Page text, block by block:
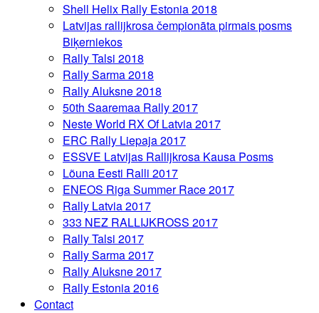
Shell Helix Rally Estonia 2018
Latvijas rallijkrosa čempionāta pirmais posms
Biķerniekos
Rally Talsi 2018
Rally Sarma 2018
Rally Aluksne 2018
50th Saaremaa Rally 2017
Neste World RX Of Latvia 2017
ERC Rally Liepaja 2017
ESSVE Latvijas Rallijkrosa Kausa Posms
Lõuna Eesti Ralli 2017
ENEOS Riga Summer Race 2017
Rally Latvia 2017
333 NEZ RALLIJKROSS 2017
Rally Talsi 2017
Rally Sarma 2017
Rally Aluksne 2017
Rally Estonia 2016
Contact